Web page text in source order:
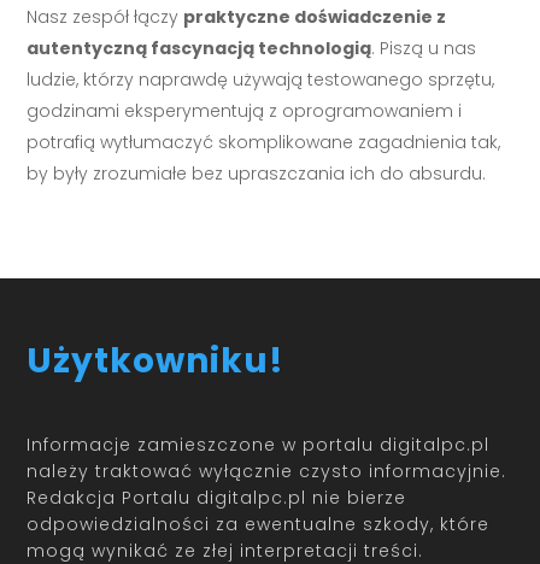
Nasz zespół łączy praktyczne doświadczenie z
autentyczną fascynacją technologią. Piszą u nas
ludzie, którzy naprawdę używają testowanego sprzętu,
godzinami eksperymentują z oprogramowaniem i
potrafią wytłumaczyć skomplikowane zagadnienia tak,
by były zrozumiałe bez upraszczania ich do absurdu.
Użytkowniku!
Informacje zamieszczone w portalu digitalpc.pl
należy traktować wyłącznie czysto informacyjnie.
Redakcja Portalu digitalpc.pl nie bierze
odpowiedzialności za ewentualne szkody, które
mogą wynikać ze złej interpretacji treści.